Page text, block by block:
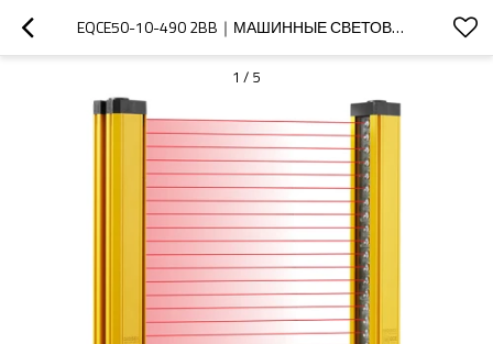
EQCE50-10-490 2BB｜МАШИННЫЕ СВЕТОВЫЕ ШТОРЫ｜DADISICK
1 / 5